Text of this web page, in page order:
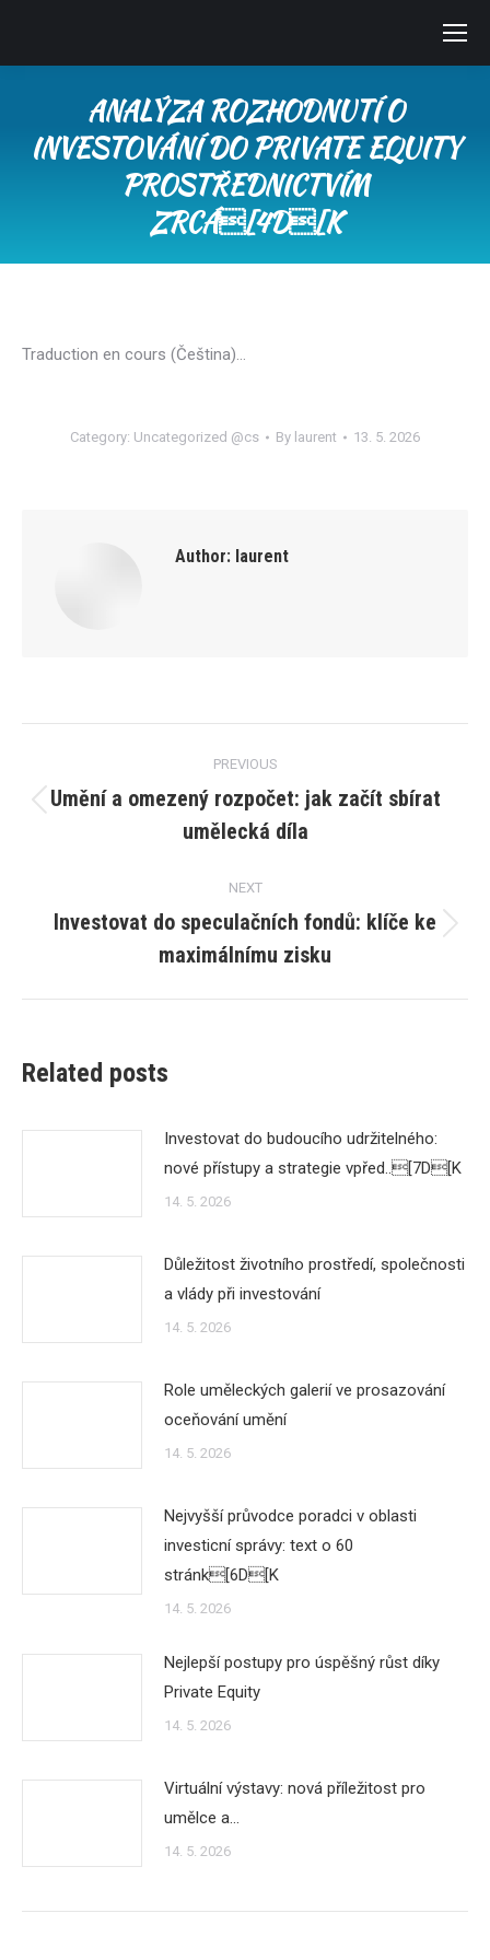
ANALÝZA ROZHODNUTÍ O
INVESTOVÁNÍ DO PRIVATE EQUITY
PROSTŘEDNICTVÍM
ZRCÁ[4D[K
Traduction en cours (Čeština)…
Category: Uncategorized @cs By laurent 13. 5. 2026
Author: laurent
navigation
PREVIOUS
Previous
post:
Umění a omezený rozpočet: jak začít sbírat
umělecká díla
NEXT
Next
post:
Investovat do speculačních fondů: klíče ke
maximálnímu zisku
Related posts
Investovat do budoucího udržitelného:
nové přístupy a strategie vpřed..[7D[K
14. 5. 2026
Důležitost životního prostředí, společnosti
a vlády při investování
14. 5. 2026
Role uměleckých galerií ve prosazování
oceňování umění
14. 5. 2026
Nejvyšší průvodce poradci v oblasti
investicní správy: text o 60
stránk[6D[K
14. 5. 2026
Nejlepší postupy pro úspěšný růst díky
Private Equity
14. 5. 2026
Virtuální výstavy: nová příležitost pro
umělce a…
14. 5. 2026